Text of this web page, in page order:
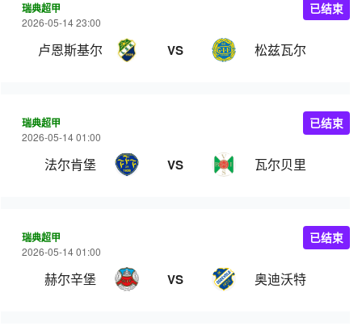
瑞典超甲
2026-05-14 23:00
卢恩斯基尔 VS 松兹瓦尔
已结束
瑞典超甲
2026-05-14 01:00
法尔肯堡 VS 瓦尔贝里
已结束
瑞典超甲
2026-05-14 01:00
赫尔辛堡 VS 奥迪沃特
已结束